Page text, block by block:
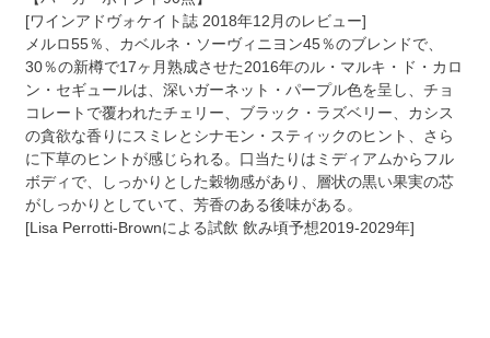
[ワインアドヴォケイト誌 2018年12月のレビュー]
メルロ55％、カベルネ・ソーヴィニヨン45％のブレンドで、
30％の新樽で17ヶ月熟成させた2016年のル・マルキ・ド・カロ
ン・セギュールは、深いガーネット・パープル色を呈し、チョ
コレートで覆われたチェリー、ブラック・ラズベリー、カシス
の貪欲な香りにスミレとシナモン・スティックのヒント、さら
に下草のヒントが感じられる。口当たりはミディアムからフル
ボディで、しっかりとした穀物感があり、層状の黒い果実の芯
がしっかりとしていて、芳香のある後味がある。
[Lisa Perrotti-Brownによる試飲 飲み頃予想2019-2029年]